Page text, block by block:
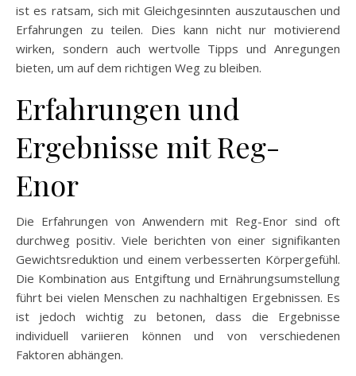
ist es ratsam, sich mit Gleichgesinnten auszutauschen und
Erfahrungen zu teilen. Dies kann nicht nur motivierend
wirken, sondern auch wertvolle Tipps und Anregungen
bieten, um auf dem richtigen Weg zu bleiben.
Erfahrungen und
Ergebnisse mit Reg-
Enor
Die Erfahrungen von Anwendern mit Reg-Enor sind oft
durchweg positiv. Viele berichten von einer signifikanten
Gewichtsreduktion und einem verbesserten Körpergefühl.
Die Kombination aus Entgiftung und Ernährungsumstellung
führt bei vielen Menschen zu nachhaltigen Ergebnissen. Es
ist jedoch wichtig zu betonen, dass die Ergebnisse
individuell variieren können und von verschiedenen
Faktoren abhängen.